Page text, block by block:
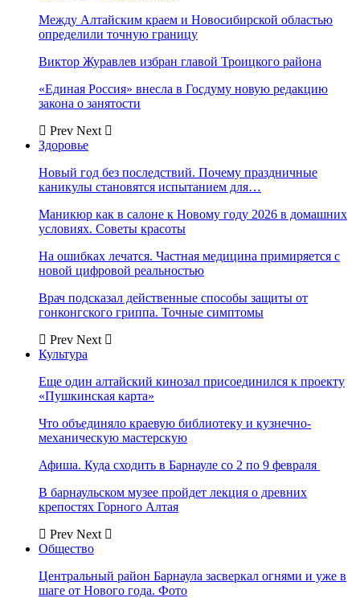
Между Алтайским краем и Новосибирской областью
определили точную границу
Виктор Журавлев избран главой Троицкого района
«Единая Россия» внесла в Госдуму новую редакцию
закона о занятости
Prev Next
Здоровье
Новый год без последствий. Почему праздничные
каникулы становятся испытанием для…
Маникюр как в салоне к Новому году 2026 в домашних
условиях. Советы красоты
На ошибках лечатся. Частная медицина примиряется с
новой цифровой реальностью
Врач подсказал действенные способы защиты от
гонконгского гриппа. Точные симптомы
Prev Next
Культура
Еще один алтайский кинозал присоединился к проекту
«Пушкинская карта»
Что объединяло краевую библиотеку и кузнечно-
механическую мастерскую
Афиша. Куда сходить в Барнауле со 2 по 9 февраля
В барнаульском музее пройдет лекция о древних
крепостях Горного Алтая
Prev Next
Общество
Центральный район Барнаула засверкал огнями и уже в
шаге от Нового года. Фото